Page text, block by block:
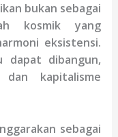
bukan sebagai
kosmik yang
eksistensi.
dapat dibangun,
dan kapitalisme
sebagai